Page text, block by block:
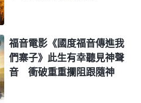
福音電影《國度福音傳進我
們寨子》此生有幸聽見神聲
音 衝破重重攔阻跟隨神